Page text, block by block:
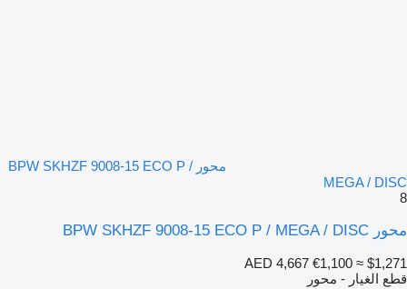
محور BPW SKHZF 9008-15 ECO P /
MEGA / DISC
8
محور BPW SKHZF 9008-15 ECO P / MEGA / DISC
AED 4,667 €1,100 ≈ $1,271
قطع الغيار - محور